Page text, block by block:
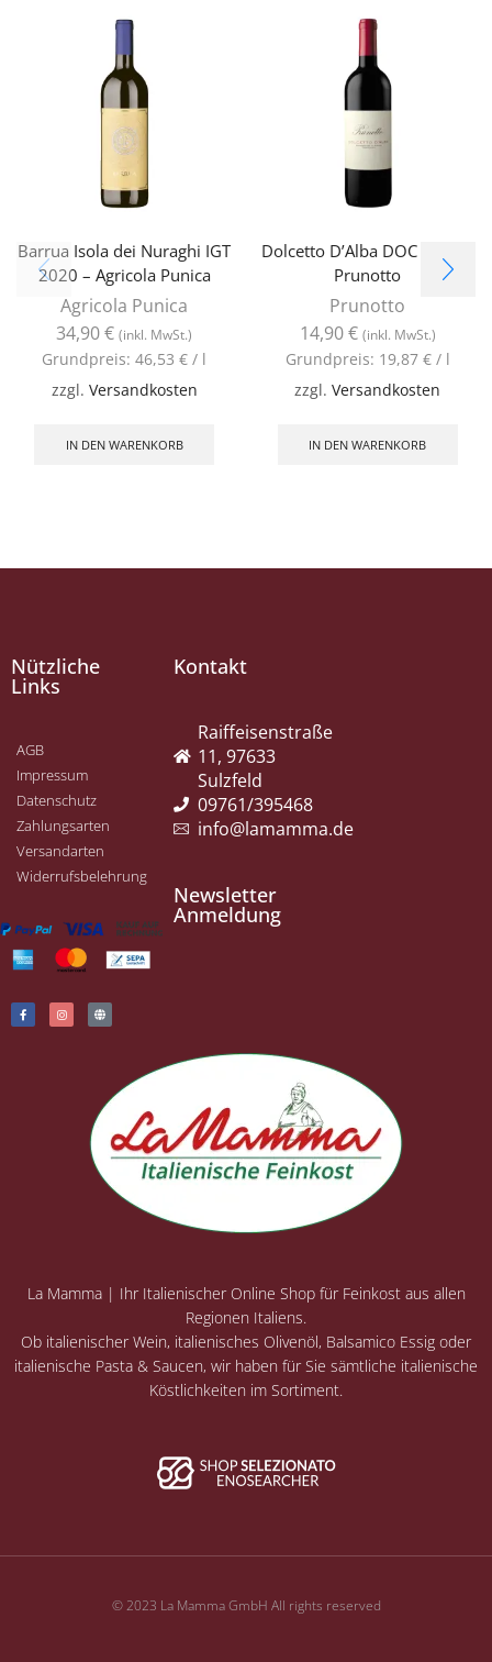
Barrua Isola dei Nuraghi IGT
2020 – Agricola Punica
Agricola Punica
34,90€ (inkl. MwSt.)
Grundpreis:46,53€ / l
zzgl. Versandkosten
IN DEN WARENKORB
Dolcetto D’Alba DOC 2019 –
Prunotto
Prunotto
14,90€ (inkl. MwSt.)
Grundpreis: 19,87 €/ l
zzgl.Versandkosten
IN DEN WARENKORB
La Mamma | Ihr Italienischer Online Shop für Feinkost aus allen
Regionen Italiens.
Ob italienischer Wein, italienisches Olivenöl, Balsamico Essig oder
italienische Pasta & Saucen, wir haben für Sie sämtliche italienische
Köstlichkeiten im Sortiment.
Kontakt
Raiffeisenstraße
11, 97633
Sulzfeld
09761/395468
info@lamamma.de
Newsletter
Anmeldung
Nützliche
Links
AGB
Impressum
Datenschutz
Zahlungsarten
Versandarten
Widerrufsbelehrung
© 2023 La Mamma GmbH All rights reserved